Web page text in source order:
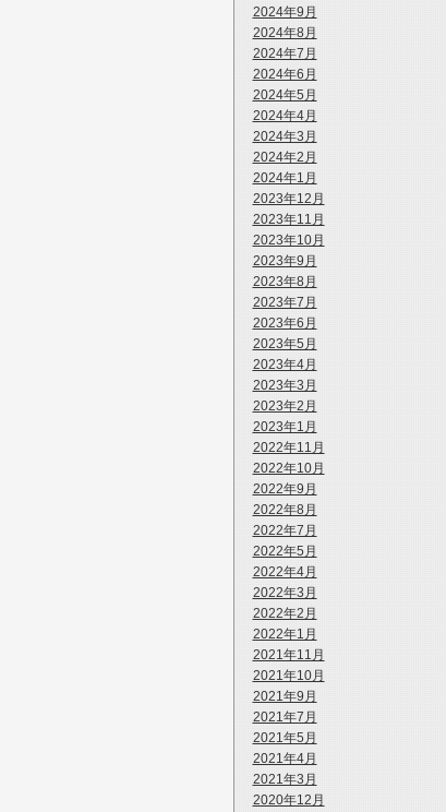
2024年9月
2024年8月
2024年7月
2024年6月
2024年5月
2024年4月
2024年3月
2024年2月
2024年1月
2023年12月
2023年11月
2023年10月
2023年9月
2023年8月
2023年7月
2023年6月
2023年5月
2023年4月
2023年3月
2023年2月
2023年1月
2022年11月
2022年10月
2022年9月
2022年8月
2022年7月
2022年5月
2022年4月
2022年3月
2022年2月
2022年1月
2021年11月
2021年10月
2021年9月
2021年7月
2021年5月
2021年4月
2021年3月
2020年12月